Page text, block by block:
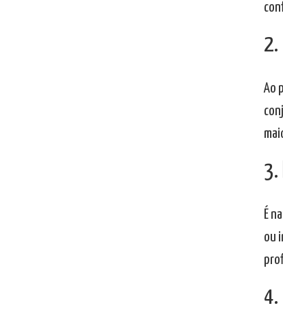
2.
Ao
3.
É
ou
4.